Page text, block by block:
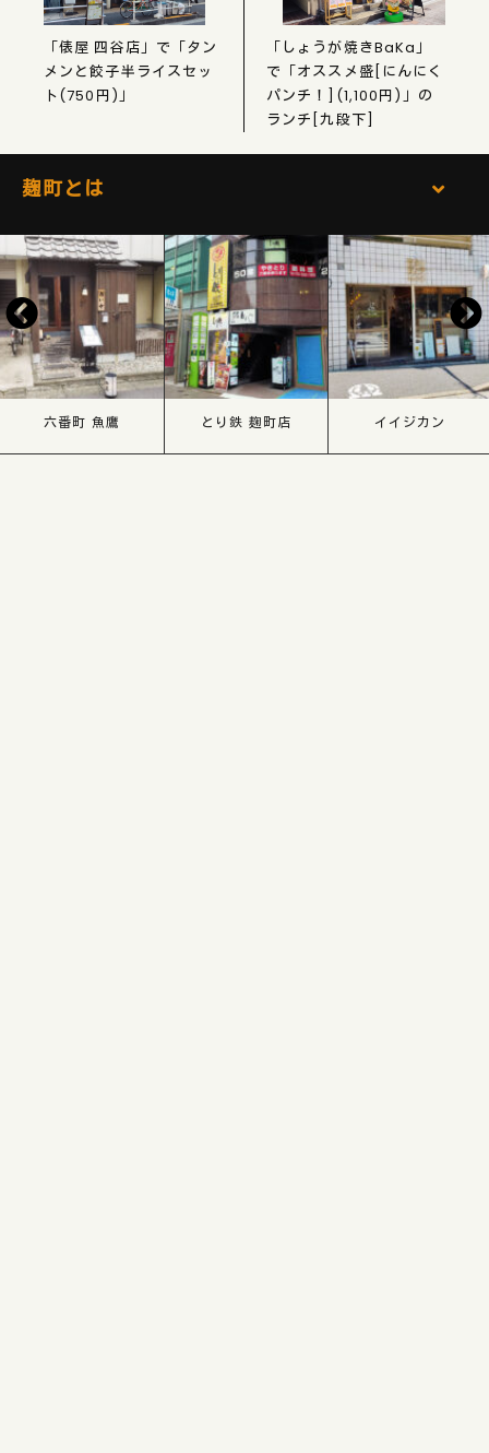
「俵屋 四谷店」で「タン
メンと餃子半ライスセッ
ト(750円)」
「しょうが焼きBaKa」
で「オススメ盛[にんにく
パンチ！](1,100円)」の
ランチ[九段下]
麹町とは
六番町 魚鷹 とり鉄 麹町店 イイジカン